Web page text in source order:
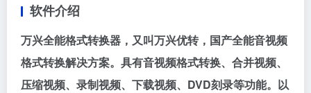
软件介绍
万兴全能格式转换器，又叫万兴优转，国产全能音视频
格式转换解决方案。具有音视频格式转换、合并视频、
压缩视频、录制视频、下载视频、DVD刻录等功能。以